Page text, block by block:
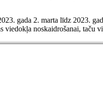
gada 2. marta līdz 2023.
viedokļa noskaidrošanai, taču